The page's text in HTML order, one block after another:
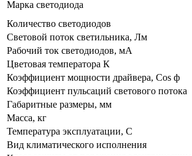
Марка светодиода
Количество светодиодов
Световой поток светильника, Лм
Рабочий ток светодиодов, мА
Цветовая температора К
Коэффициент мощности драйвера, Cos ф
Коэффициент пульсаций светового потока
Габаритные размеры, мм
Масса, кг
Температура эксплуатации, С
Вид климатического исполнения